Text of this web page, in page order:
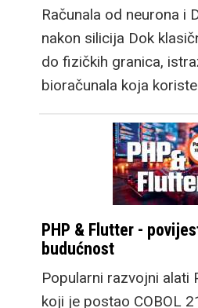
Računala od neurona i
nakon silicija Dok
do fizičkih granica,
bioračunala koja
PHP & Flutter -
budućnost
Popularni razvojni alati
koji je postao COBOL